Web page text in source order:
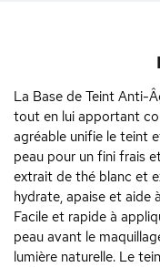
La Base de Teint Anti-
tout en lui apportant
agréable unifie le teint
peau pour un fini frais
extrait de thé blanc et
hydrate, apaise et aide
Facile et rapide à
peau avant le
lumière naturelle. Le